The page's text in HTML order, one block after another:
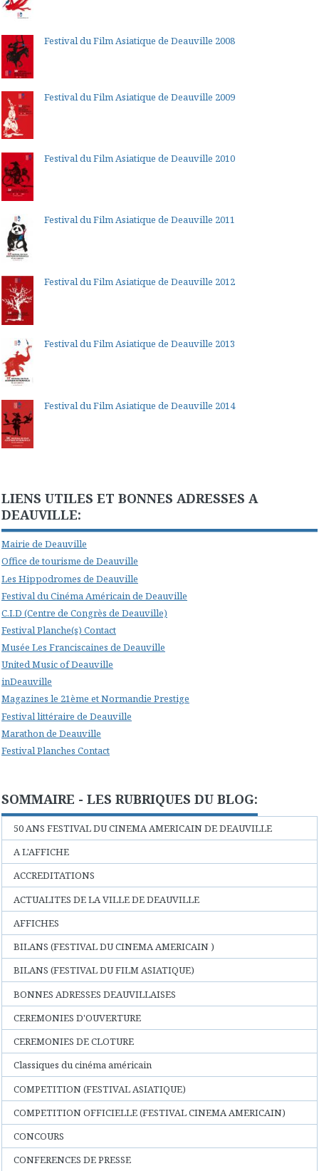
Festival du Film Asiatique de Deauville 2008
Festival du Film Asiatique de Deauville 2009
Festival du Film Asiatique de Deauville 2010
Festival du Film Asiatique de Deauville 2011
Festival du Film Asiatique de Deauville 2012
Festival du Film Asiatique de Deauville 2013
Festival du Film Asiatique de Deauville 2014
LIENS UTILES ET BONNES ADRESSES A
DEAUVILLE:
Mairie de Deauville
Office de tourisme de Deauville
Les Hippodromes de Deauville
Festival du Cinéma Américain de Deauville
C.I.D (Centre de Congrès de Deauville)
Festival Planche(s) Contact
Musée Les Franciscaines de Deauville
United Music of Deauville
inDeauville
Magazines le 21ème et Normandie Prestige
Festival littéraire de Deauville
Marathon de Deauville
Festival Planches Contact
SOMMAIRE - LES RUBRIQUES DU BLOG:
50 ANS FESTIVAL DU CINEMA AMERICAIN DE DEAUVILLE
A L'AFFICHE
ACCREDITATIONS
ACTUALITES DE LA VILLE DE DEAUVILLE
AFFICHES
BILANS (FESTIVAL DU CINEMA AMERICAIN )
BILANS (FESTIVAL DU FILM ASIATIQUE)
BONNES ADRESSES DEAUVILLAISES
CEREMONIES D'OUVERTURE
CEREMONIES DE CLOTURE
Classiques du cinéma américain
COMPETITION (FESTIVAL ASIATIQUE)
COMPETITION OFFICIELLE (FESTIVAL CINEMA AMERICAIN)
CONCOURS
CONFERENCES DE PRESSE